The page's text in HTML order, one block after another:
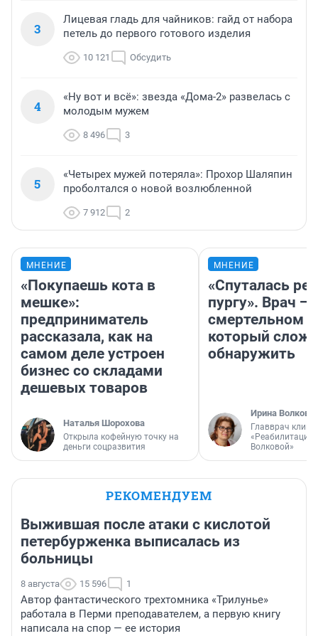
3
Лицевая гладь для чайников: гайд от набора
петель до первого готового изделия
10 121 Обсудить
4
«Ну вот и всё»: звезда «Дома-2» развелась с
молодым мужем
8 496 3
5
«Четырех мужей потеряла»: Прохор Шаляпин
проболтался о новой возлюбленной
7 912 2
МНЕНИЕ
«Покупаешь кота в
мешке»:
предприниматель
рассказала, как на
самом деле устроен
бизнес со складами
дешевых товаров
Наталья Шорохова
Открыла кофейную точку на
деньги соцразвития
МНЕНИЕ
«Спуталась
пургу». Врач —
смертельном
который
обнаружить
Ирина Волкова
Главврач
«Реабилитация
Волковой»
РЕКОМЕНДУЕМ
Выжившая после атаки с кислотой
петербурженка выписалась из
больницы
8 августа 15 596 1
Автор фантастического трехтомника «Трилунье»
работала в Перми преподавателем, а первую книгу
написала на спор — ее история